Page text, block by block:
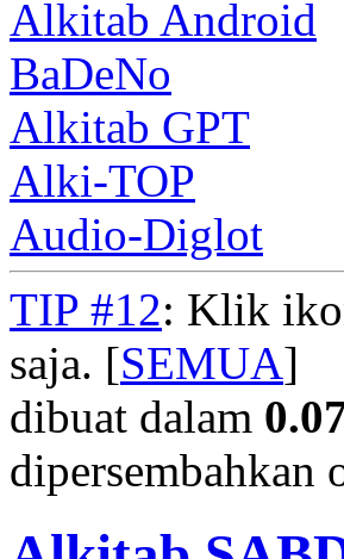
Alkitab Android
BaDeNo
Alkitab GPT
Alki-TOP
Audio-Diglot
TIP #12: Klik
saja. [SEMUA]
dibuat dalam
dipersembahkan